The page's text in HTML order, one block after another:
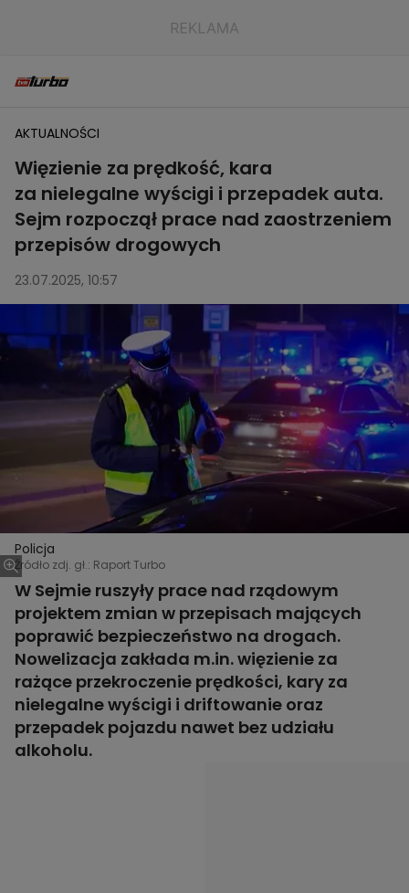
AKTUALNOŚCI
Więzienie za prędkość, kara
za nielegalne wyścigi i przepadek auta.
Sejm rozpoczął prace nad zaostrzeniem
przepisów drogowych
23.07.2025, 10:57
Policja
Źródło zdj. gł.: Raport Turbo
W Sejmie ruszyły prace nad rządowym
projektem zmian w przepisach mających
poprawić bezpieczeństwo na drogach.
Nowelizacja zakłada m.in. więzienie za
rażące przekroczenie prędkości, kary za
nielegalne wyścigi i driftowanie oraz
przepadek pojazdu nawet bez udziału
alkoholu.